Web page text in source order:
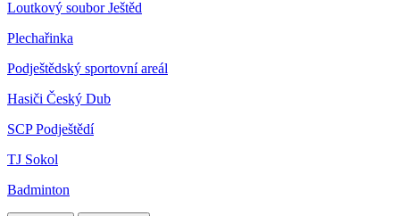
Loutkový soubor Ještěd
Plechařinka
Podještědský sportovní areál
Hasiči Český Dub
SCP Podještědí
TJ Sokol
Badminton